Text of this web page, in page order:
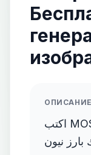
ОПИСАНИЕ
اكتب MOSTAFA NEGM بتصميم ذهبى
بارز نيون